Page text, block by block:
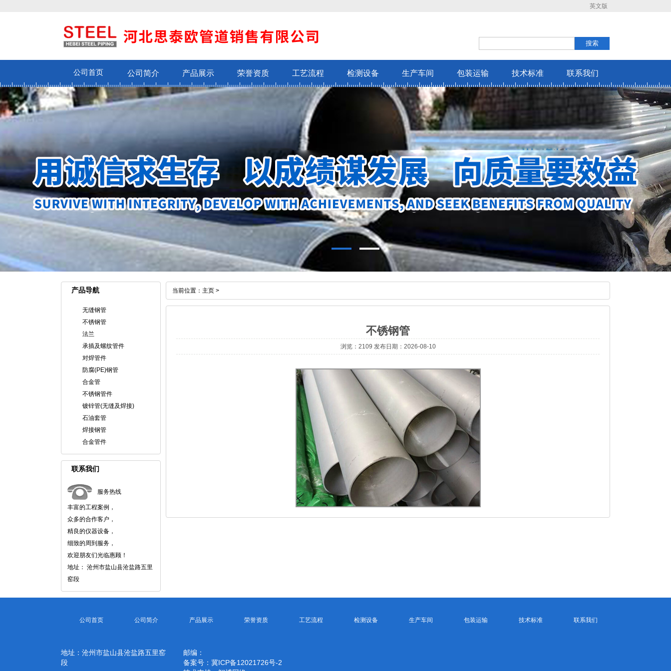
英文版
公司首页 公司简介 产品展示 荣誉资质 工艺流程 检测设备 生产车间 包装运输 技术标准 联系我们
产品导航
无缝钢管
不锈钢管
法兰
承插及螺纹管件
对焊管件
防腐(PE)钢管
合金管
不锈钢管件
镀锌管(无缝及焊接)
石油套管
焊接钢管
合金管件
联系我们
服务热线
丰富的工程案例，
众多的合作客户，
精良的仪器设备，
细致的周到服务，
欢迎朋友们光临惠顾！
地址： 沧州市盐山县沧盐路五里
窑段
当前位置： 主页 >
不锈钢管
浏览：2109 发布日期：2026-08-10
公司首页 公司简介 产品展示 荣誉资质 工艺流程 检测设备 生产车间 包装运输 技术标准 联系我们
地址：沧州市盐山县沧盐路五里窑
段
邮编：
备案号： 冀ICP备12021726号-2